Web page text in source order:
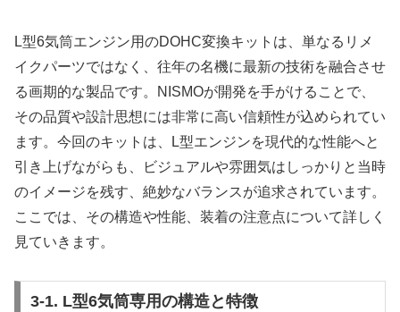
L型6気筒エンジン用のDOHC変換キットは、単なるリメ
イクパーツではなく、往年の名機に最新の技術を融合させ
る画期的な製品です。NISMOが開発を手がけることで、
その品質や設計思想には非常に高い信頼性が込められてい
ます。今回のキットは、L型エンジンを現代的な性能へと
引き上げながらも、ビジュアルや雰囲気はしっかりと当時
のイメージを残す、絶妙なバランスが追求されています。
ここでは、その構造や性能、装着の注意点について詳しく
見ていきます。
3-1. L型6気筒専用の構造と特徴